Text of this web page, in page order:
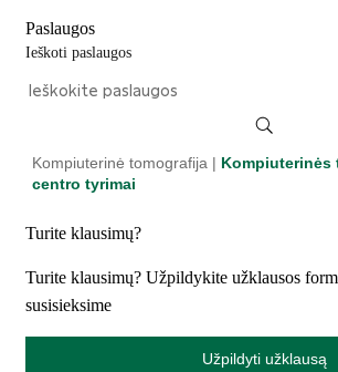
Paslaugos
Ieškoti paslaugos
Kompiuterinė tomografija | Kompiuterinės
centro tyrimai
Turite klausimų?
Turite klausimų? Užpildykite užklausos
susisieksime
Užpildyti užklausą